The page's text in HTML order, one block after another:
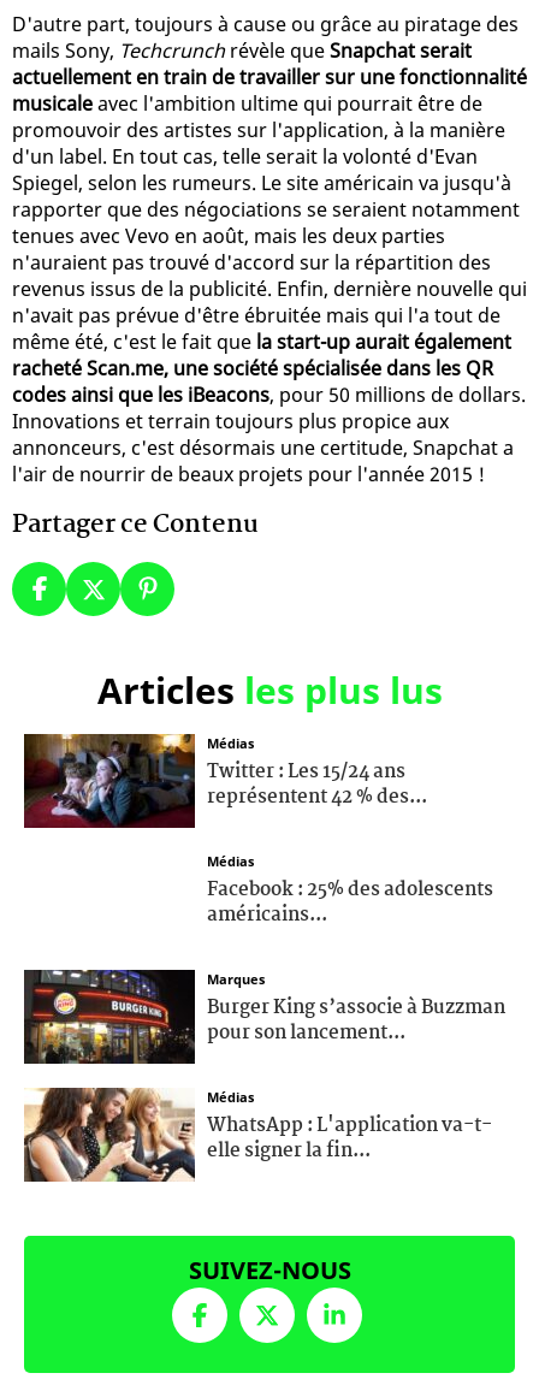
D'autre part, toujours à cause ou grâce au piratage des
mails Sony, Techcrunchrévèle queSnapchat serait
actuellement en train de travailler sur une fonctionnalité
musicaleavec l'ambition ultime qui pourrait être de
promouvoir des artistes sur l'application, à la manière
d'un label. En tout cas, telle serait la volonté d'Evan
Spiegel, selon les rumeurs. Le site américain va jusqu'à
rapporter que des négociations se seraient notamment
tenues avec Vevo en août, mais les deux parties
n'auraient pas trouvé d'accord sur la répartition des
revenus issus de la publicité. Enfin, dernière nouvelle qui
n'avait pas prévue d'être ébruitée mais qui l'a tout de
même été, c'est le fait que la start-up aurait également
racheté Scan.me, une société spécialisée dans les QR
codes ainsi que les iBeacons, pour 50 millions de dollars.
Innovations et terrain toujours plus propice aux
annonceurs, c'est désormais une certitude, Snapchat a
l'air de nourrir de beaux projets pour l'année 2015 !
Partager ce Contenu
Articles les plus lus
Médias
Twitter : Les 15/24 ans
représentent 42 % des...
Médias
Facebook : 25% des adolescents
américains...
Marques
Burger King s’associe à Buzzman
pour son lancement...
Médias
WhatsApp : L'application va-t-
elle signer la fin...
SUIVEZ-NOUS